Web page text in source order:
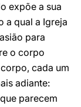
expõe a sua
a qual a Igreja
para
o corpo
cada um
adiante:
parecem